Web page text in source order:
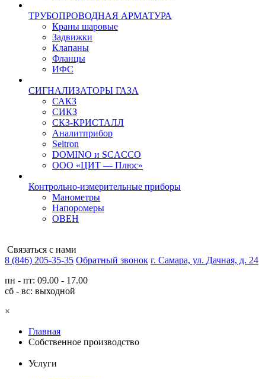
ТРУБОПРОВОДНАЯ АРМАТУРА
Краны шаровые
Задвижки
Клапаны
Фланцы
ИФС
СИГНАЛИЗАТОРЫ ГАЗА
САКЗ
СИКЗ
СКЗ-КРИСТАЛЛ
Аналитприбор
Seitron
DOMINO и SCACCO
ООО «ЦИТ — Плюс»
Контрольно-измерительные приборы
Манометры
Напоромеры
ОВЕН
Связаться с нами
8 (846) 205-35-35 Обратный звонок г. Самара, ул. Дачная, д. 24
пн - пт: 09.00 - 17.00
сб - вс: выходной
×
Главная
Собственное производство
Услуги